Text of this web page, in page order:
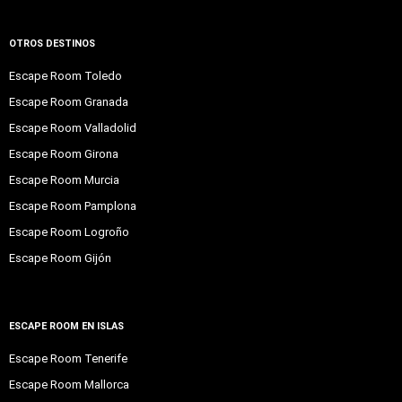
OTROS DESTINOS
Escape Room Toledo
Escape Room Granada
Escape Room Valladolid
Escape Room Girona
Escape Room Murcia
Escape Room Pamplona
Escape Room Logroño
Escape Room Gijón
ESCAPE ROOM EN ISLAS
Escape Room Tenerife
Escape Room Mallorca